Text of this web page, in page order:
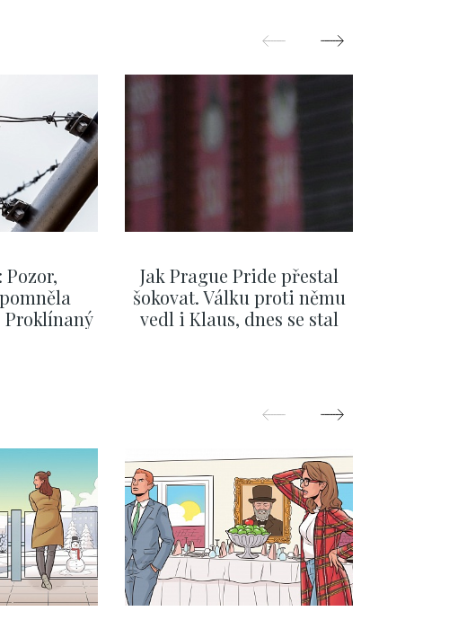
Proklínaný
Jak Prague Pride přestal
šokovat. Válku proti němu
vedl i Klaus, dnes se stal